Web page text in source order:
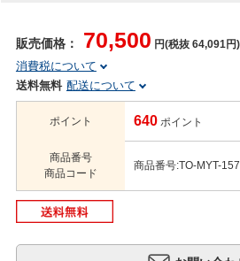
販売価格： 70,500 円(税抜 64,091円)
消費税について
送料無料 配送について
ポイント 640 ポイント
商品番号
商品コード
商品番号:TO-MYT-